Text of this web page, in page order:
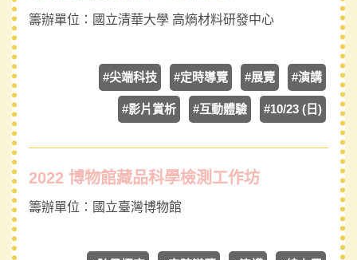
籌辦單位： 國立清華大學 高熵材料研發中心
#尖端科技 #定時導覽 #展覽 #演講
#影片賞析 #互動體驗 #10/23 (日)
2022 博物館藏品科學檢測工作坊
籌辦單位： 國立臺灣博物館